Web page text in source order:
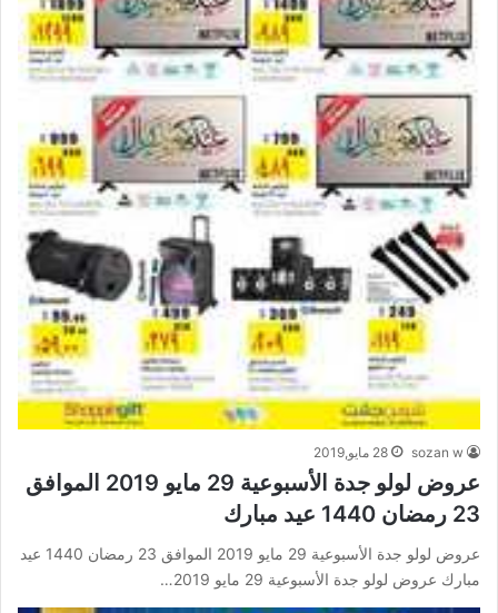
sozan w 28 مايو,2019
عروض لولو جدة الأسبوعية 29 مايو 2019 الموافق
23 رمضان 1440 عيد مبارك
عروض لولو جدة الأسبوعية 29 مايو 2019 الموافق 23 رمضان 1440 عيد
مبارك عروض لولو جدة الأسبوعية 29 مايو 2019…